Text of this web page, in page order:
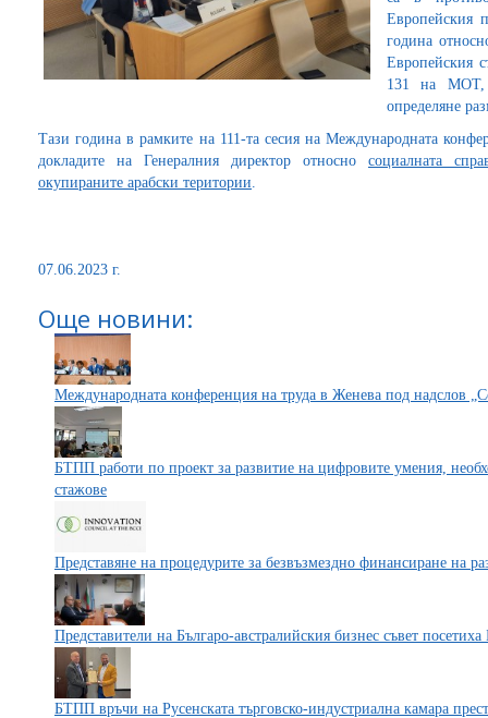
Европейския
година
Европейския
131 на МОТ,
определяне
Тази година в рамките на 111-та сесия на Международната
докладите на Генералния директор относно социалната
окупираните арабски територии.
07.06.2023 г.
Още новини:
Международната конференция на труда в Женева под надслов
БТПП работи по проект за развитие на цифровите умения,
стажове
Представяне на процедурите за безвъзмездно финансиране на
Представители на Българо-австралийския бизнес съвет
БТПП връчи на Русенската търговско-индустриална камара